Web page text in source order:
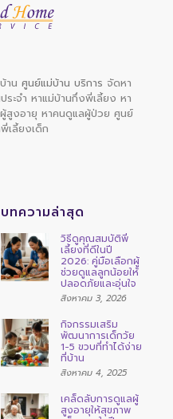
าน ศูนย์แม่บ้าน บริการ จัดหา
ระจำ หาแม่บ้านกึ่งพี่เลี้ยงหา
สูงอายุ หาคนดูแลผู้ป่วยศูนย์
เลี้ยงเด็ก
บทความล่าสุด
วิธีดูคุณสมบัติพี่
เลี้ยงที่ดีในปี
2026: คู่มือเลือกผู้
ช่วยดูแลลูกน้อยให้
ปลอดภัยและอุ่นใจ
สิงหาคม 3, 2026
กิจกรรมเสริม
พัฒนาการเด็กวัย
1-5 ขวบที่ทำได้ง่าย
ที่บ้าน
สิงหาคม 4, 2025
เคล็ดลับการดูแลผู้
สูงอายุให้สุขภาพ